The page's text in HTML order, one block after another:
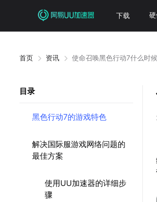
下载
首页 资讯 使命召唤黑色行动7什么时
目录
黑色行动7的游戏特色
解决国际服游戏网络问题的
最佳方案
使用UU加速器的详细步
骤